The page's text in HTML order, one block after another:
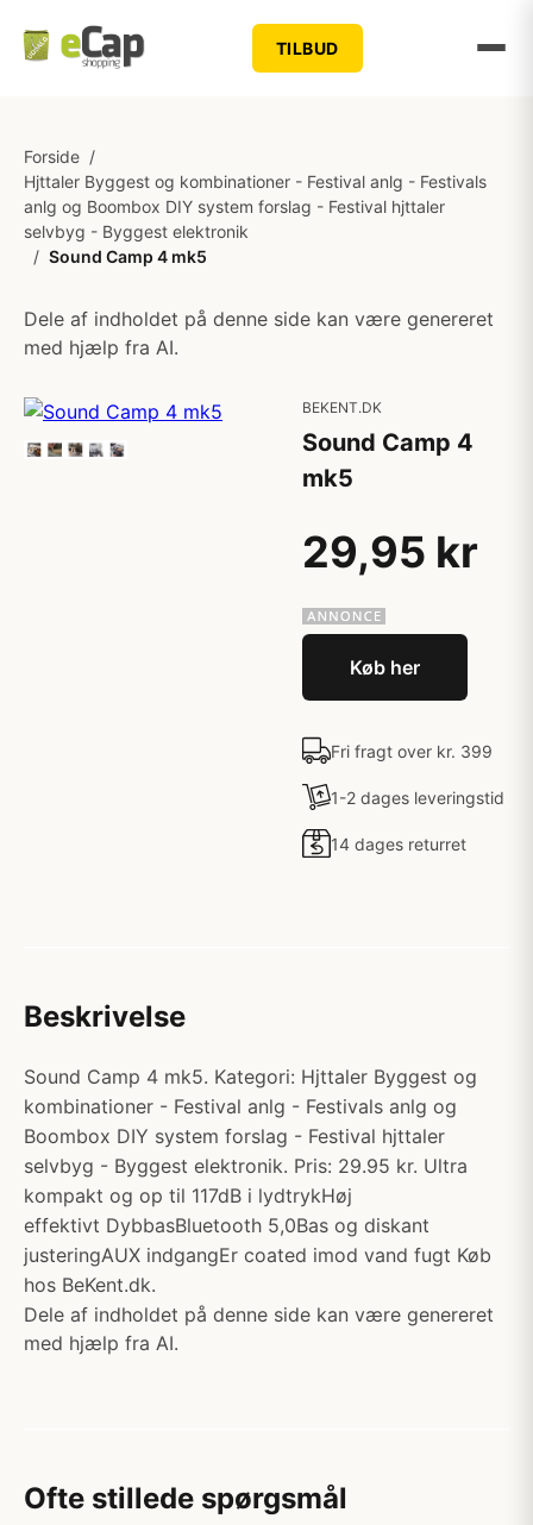
TILBUD
Forside /
Hjttaler Byggest og kombinationer - Festival anlg - Festivals
anlg og Boombox DIY system forslag - Festival hjttaler
selvbyg - Byggest elektronik
/ Sound Camp 4 mk5
Dele af indholdet på denne side kan være genereret
med hjælp fra AI.
BEKENT.DK
Sound Camp 4
mk5
29,95 kr
Køb her
Fri fragt over kr. 399
1-2 dages leveringstid
14 dages returret
Beskrivelse
Sound Camp 4 mk5. Kategori: Hjttaler Byggest og
kombinationer - Festival anlg - Festivals anlg og
Boombox DIY system forslag - Festival hjttaler
selvbyg - Byggest elektronik. Pris: 29.95 kr. Ultra
kompakt og op til 117dB i lydtrykHøj
effektivt DybbasBluetooth 5,0Bas og diskant
justeringAUX indgangEr coated imod vand fugt Køb
hos BeKent.dk.
Dele af indholdet på denne side kan være genereret
med hjælp fra AI.
Ofte stillede spørgsmål